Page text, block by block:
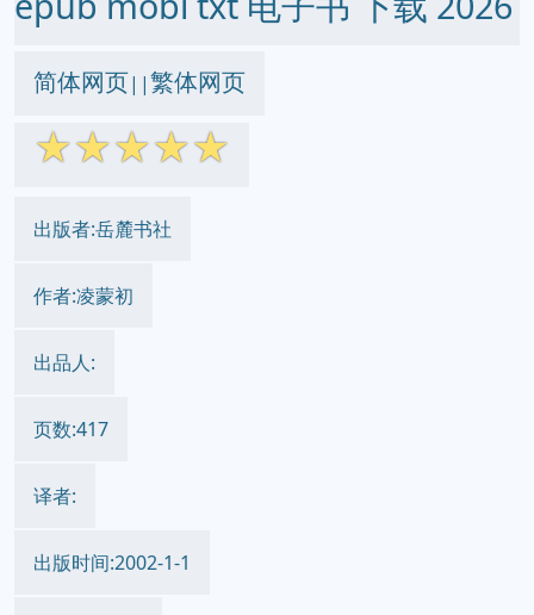
简体网页||繁体网页
☆☆☆☆☆
出版者:岳麓书社
作者:凌蒙初
出品人:
页数:417
译者:
出版时间:2002-1-1